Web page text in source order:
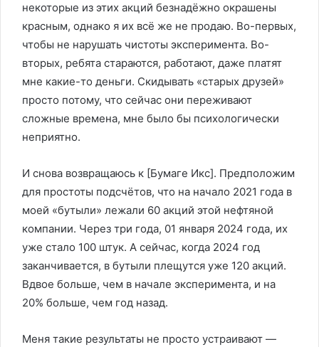
‎некоторые ‎из‏ ‎этих ‎акций‏ ‎безнадёжно ‎окрашены‏
‎красным,‏ ‎однако ‎я ‎их‏ ‎всё ‎же‏ ‎не ‎продаю. ‎Во-первых,
‎чтобы ‎не‏ ‎нарушать‏ ‎чистоты ‎эксперимента.‏ ‎Во-
вторых, ‎ребята‏ ‎стараются, ‎работают, ‎даже ‎платят
‎мне‏ ‎какие-то‏ ‎деньги.‏ ‎Скидывать ‎«старых‏ ‎друзей»
‎просто‏ ‎потому, ‎что‏ ‎сейчас‏ ‎они ‎переживают‏
‎сложные ‎времена, ‎мне ‎было ‎бы‏ ‎психологически
‎неприятно.
И‏ ‎снова‏ ‎возвращаюсь‏ ‎к ‎[Бумаге Икс]. ‎Предположим‏
‎для ‎простоты‏ ‎подсчётов, ‎что‏ ‎на‏ ‎начало‏ ‎2021 ‎года ‎в‏
‎моей ‎«бутыли»‏ ‎лежали ‎60 ‎акций‏ ‎этой‏ ‎нефтяной
‎компании. ‎Через ‎три‏ ‎года, ‎01‏ ‎января ‎2024‏ ‎года,‏ ‎их
‎уже‏ ‎стало ‎100 ‎штук. ‎А ‎сейчас,‏ ‎когда ‎2024‏ ‎год‏
‎заканчивается,‏ ‎в ‎бутыли ‎плещутся ‎уже‏ ‎120 ‎акций.‏
‎Вдвое ‎больше,‏ ‎чем‏ ‎в ‎начале ‎эксперимента,‏ ‎и ‎на‏
‎20% ‎больше, ‎чем ‎год ‎назад.
Меня‏ ‎такие‏ ‎результаты ‎не‏ ‎просто ‎устраивают‏ ‎—